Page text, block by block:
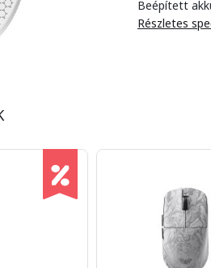
Beépített
Részletes